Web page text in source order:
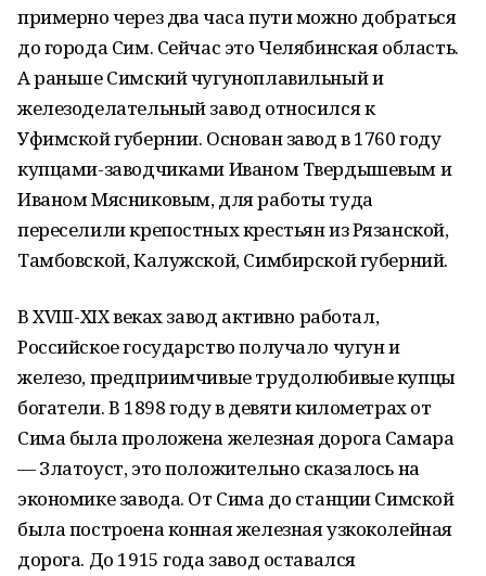
примерно через два часа пути можно добраться
до города Сим. Сейчас это Челябинская область.
А раньше Симский чугуноплавильный и
железоделательный завод относился к
Уфимской губернии. Основан завод в 1760 году
купцами-заводчиками Иваном Твердышевым и
Иваном Мясниковым, для работы туда
переселили крепостных крестьян из Рязанской,
Тамбовской, Калужской, Симбирской губерний.
В XVIII-XIX веках завод активно работал,
Российское государство получало чугун и
железо, предприимчивые трудолюбивые купцы
богатели. В 1898 году в девяти километрах от
Сима была проложена железная дорога Самара
— Златоуст, это положительно сказалось на
экономике завода. От Сима до станции Симской
была построена конная железная узкоколейная
дорога. До 1915 года завод оставался